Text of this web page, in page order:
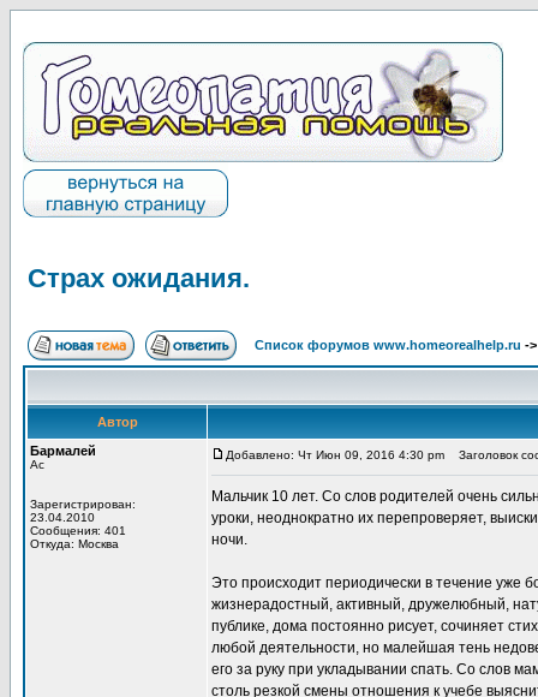
Страх ожидания.
Список форумов www.homeorealhelp.ru -
Автор
Бармалей
Ас
Зарегистрирован:
23.04.2010
Сообщения: 401
Откуда: Москва
Добавлено: Чт Июн 09, 2016 4:30 pm Заголовок
Мальчик 10 лет. Со слов родителей очень
уроки, неоднократно их перепроверяет,
ночи.
Это происходит периодически в течение уже
жизнерадостный, активный, дружелюбный,
публике, дома постоянно рисует, сочиняет
любой деятельности, но малейшая тень
его за руку при укладывании спать. Со слов
столь резкой смены отношения к учебе